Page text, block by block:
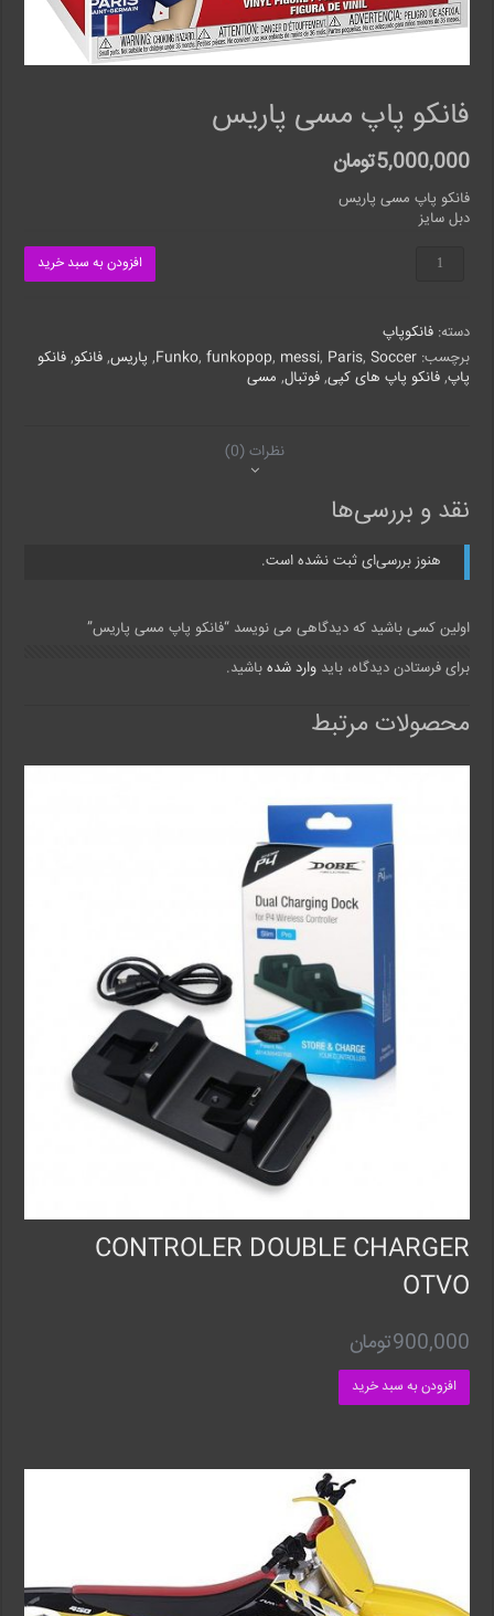
فانکو پاپ مسی پاریس
5,000,000تومان
فانکو پاپ مسی پاریس
دبل‌ سایز
عدد
افزودن به سبد خرید
دسته:فانکوپاپ
برچسب:
Funko, funkopop, messi, Paris, Soccer
, پاریس,فانکو,فانکو
پاپ,فانکو پاپ های کپی,فوتبال, مسی
نظرات (0)
نقد و بررسی‌ها
هنوز بررسی‌ای ثبت نشده است.
اولین کسی باشید که دیدگاهی می نویسد “فانکو پاپ مسی پاریس”
برای فرستادن دیدگاه، بایدوارد شده باشید.
محصولات مرتبط
CONTROLER DOUBLE CHARGER
OTVO
900,000تومان
افزودن به سبد خرید